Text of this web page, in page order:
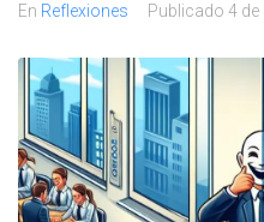
En Reflexiones Publicado 4 de